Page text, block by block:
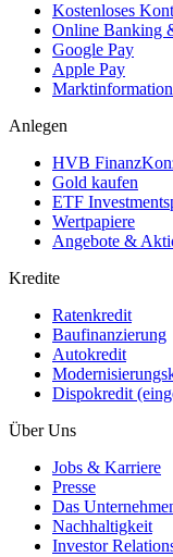
Kostenloses
Online Banking
Google Pay
Apple Pay
Anlegen
HVB
Gold kaufen
ETF
Wertpapiere
Angebote &
Kredite
Ratenkredit
Baufinanzierung
Autokredit
Dispokredit
Über Uns
Jobs & Karriere
Presse
Das
Nachhaltigkeit
Investor